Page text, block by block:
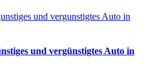
und vergünstigtes Auto in